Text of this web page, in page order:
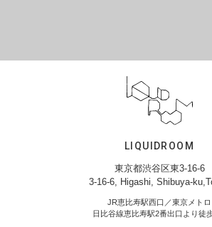
LIQUIDROOM
東京都渋谷区東3-16-6
3-16-6, Higashi, Shibuya-
JR恵比寿駅西口／東京メトロ
日比谷線恵比寿駅2番出口より徒